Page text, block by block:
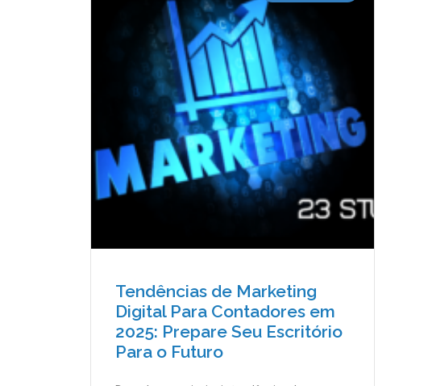
Tendências de Marketing
Digital Para Contadores em
2025: Prepare Seu Escritório
Para o Futuro